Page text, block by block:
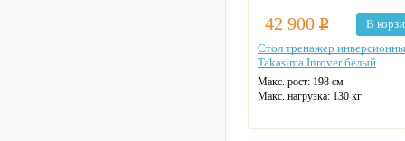
42 900 Р
В
Стол тренажер
Takasima Inrover белый
Макс. рост: 198 см
Макс. нагрузка: 130 кг